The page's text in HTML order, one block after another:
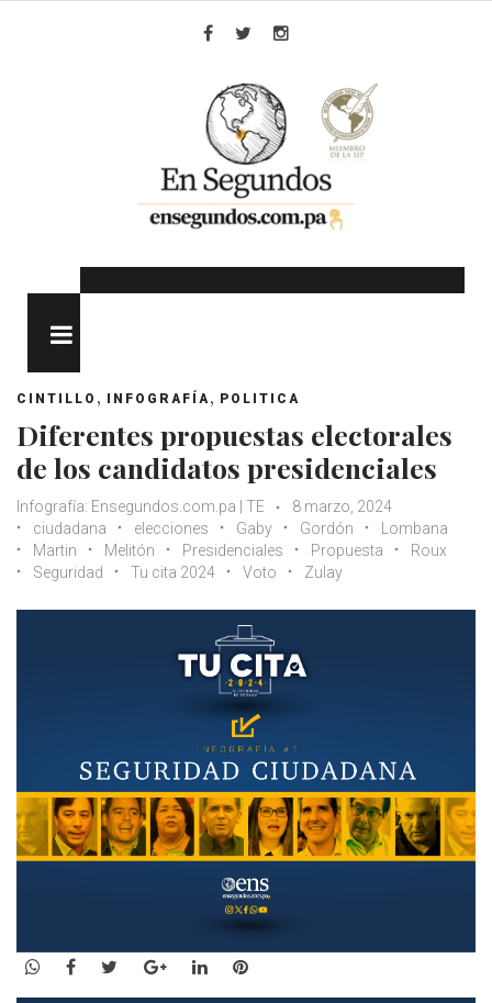
CINTILLO , INFOGRAFÍA, POLITICA
Diferentes propuestas electorales
de los candidatos presidenciales
Infografía: Ensegundos.com.pa | TE
8 marzo, 2024
ciudadana
elecciones Gaby Gordón
Lombana
Martin
Melitón Presidenciales Propuesta
Roux
Seguridad
Tu cita 2024 Voto Zulay
WhatsApp
Facebook
TwitterGoogle+LinkedInPinterest